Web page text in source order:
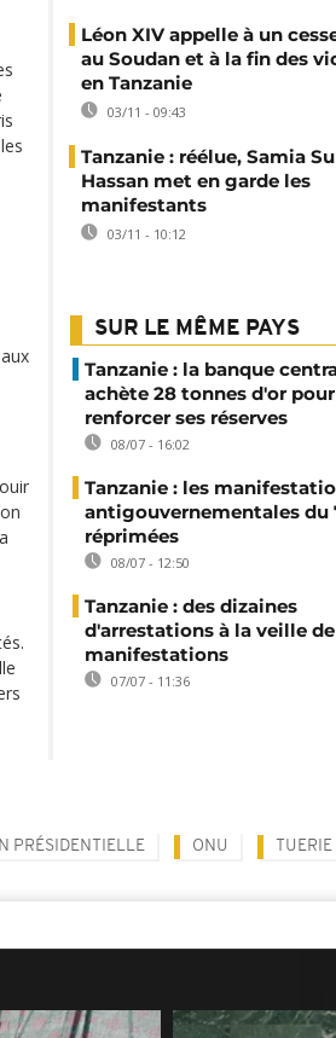
Léon XIV appelle à un
au Soudan et à la fin des
en Tanzanie
03/11 - 09:43
Tanzanie : réélue, Samia
Hassan met en garde les
manifestants
03/11 - 10:12
SUR LE MÊME PAYS
Tanzanie : la banque
achète 28 tonnes d'or pour
renforcer ses réserves
08/07 - 16:02
Tanzanie : les
antigouvernementales du
réprimées
08/07 - 12:50
Tanzanie : des dizaines
d'arrestations à la veille de
manifestations
07/07 - 11:36
PRÉSIDENTIELLE ONU TUERIE